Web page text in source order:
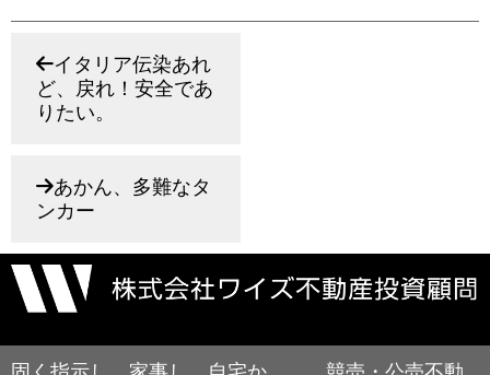
イタリア伝染あれ
ど、戻れ！安全であ
りたい。
あかん、多難なタ
ンカー